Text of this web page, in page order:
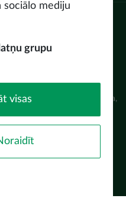
(LIAA) Pērses iela 2, Rīga,
noteikumi
sociālo mediju
grupu
visas